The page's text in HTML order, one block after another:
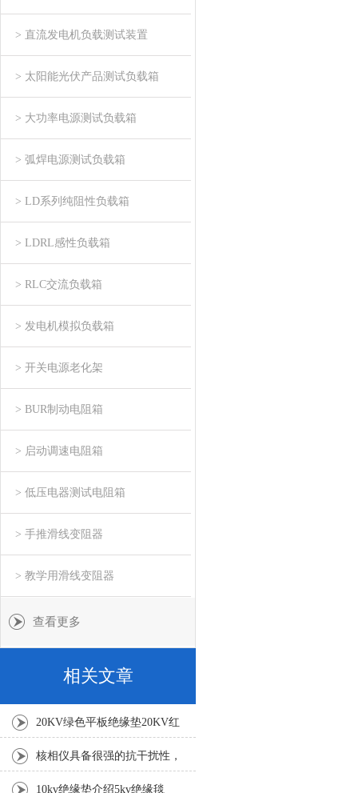
> 直流发电机负载测试装置
> 太阳能光伏产品测试负载箱
> 大功率电源测试负载箱
> 弧焊电源测试负载箱
> LD系列纯阻性负载箱
> LDRL感性负载箱
> RLC交流负载箱
> 发电机模拟负载箱
> 开关电源老化架
> BUR制动电阻箱
> 启动调速电阻箱
> 低压电器测试电阻箱
> 手推滑线变阻器
> 教学用滑线变阻器
查看更多
相关文章
20KV绿色平板绝缘垫20KV红
色平板绝缘垫
核相仪具备很强的抗干扰性，
能适应各种电磁场干扰场合
10kv绝缘垫介绍5kv绝缘毯